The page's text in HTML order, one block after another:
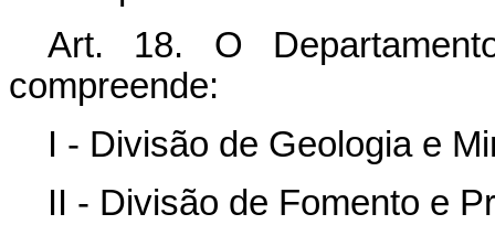
Art. 18. O
compreende:
I - Divisão de Geologia e
II - Divisão de Fomento e